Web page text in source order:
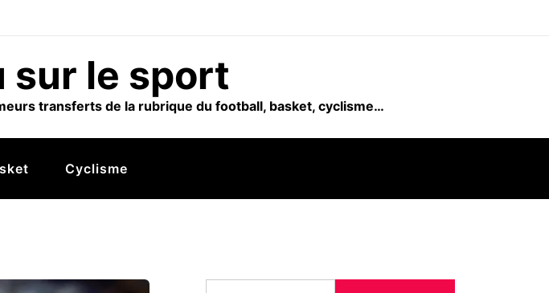
sur le sport
transferts de la rubrique du football, basket, cyclisme…
Cyclisme